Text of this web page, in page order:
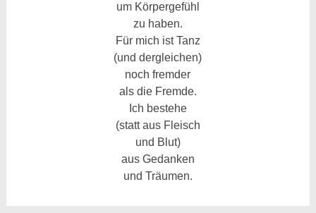
um Körpergefühl
zu haben.
Für mich ist Tanz
(und dergleichen)
noch fremder
als die Fremde.
Ich bestehe
(statt aus Fleisch
und Blut)
aus Gedanken
und Träumen.